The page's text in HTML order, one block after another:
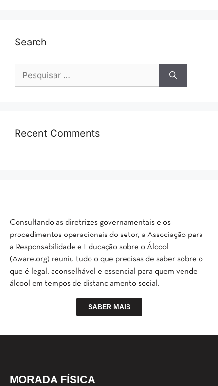
Search
Recent Comments
Consultando as diretrizes governamentais e os
procedimentos operacionais do setor, a Associação para
a Responsabilidade e Educação sobre o Álcool
(Aware.org) reuniu tudo o que precisas de saber sobre o
que é legal, aconselhável e essencial para quem vende
álcool em tempos de distanciamento social.
SABER MAIS
MORADA FÍSICA